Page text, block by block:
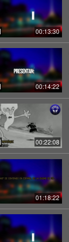
00:13:30
00:14:22
00:22:08
01:18:22